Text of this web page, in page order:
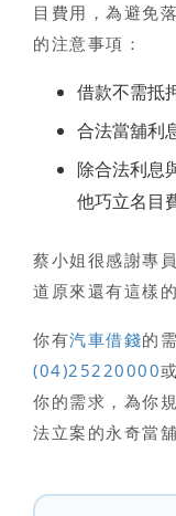
目費用，為避免
的注意事項：
借款不需抵
合法當舖利
除合法利息
他巧立名目
蔡小姐很感謝專
道原來還有這樣
你有汽車借錢的
(04)25220000
你的需求，為你
法立案的永奇當